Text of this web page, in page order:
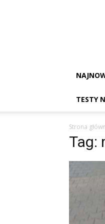
TESTY
Strona
Tag: